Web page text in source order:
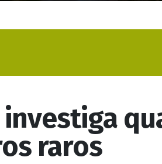
investiga
raros